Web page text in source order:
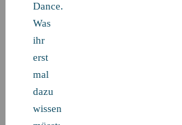
Dance.
Was
ihr
erst
mal
dazu
wissen